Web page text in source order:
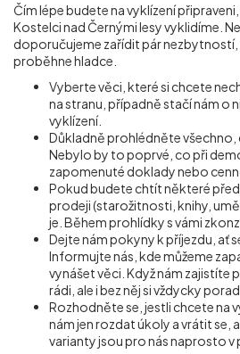
Čím lépe budete na vyklízení
Kostelci nad Černými lesy vyklidíme.
doporučujeme zařídit pár
proběhne hladce.
Vyberte věci, které si chcete
na stranu, případně stačí nám o
vyklízení.
Důkladně prohlédněte všechno,
Nebylo by to poprvé, co při
zapomenuté doklady nebo
Pokud budete chtít některé
prodeji (starožitnosti, knihy,
je. Během prohlídky s vámi
Dejte nám pokyny k příjezdu, ať
Informujte nás, kde můžeme
vynášet věci. Když nám zajistíte
rádi, ale i bez něj si vždycky
Rozhodněte se, jestli chcete na
nám jen rozdat úkoly a vrátit se,
varianty jsou pro nás naprosto v